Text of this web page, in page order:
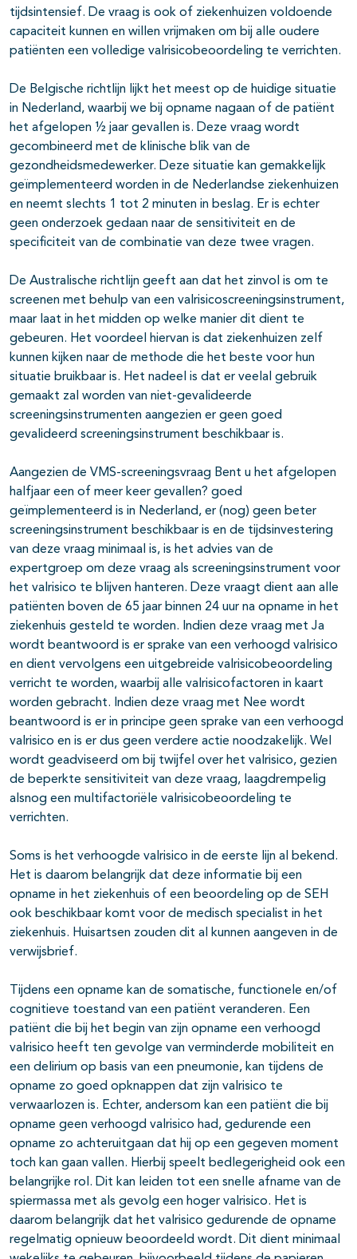
tijdsintensief. De vraag is ook of ziekenhuizen voldoende
capaciteit kunnen en willen vrijmaken om bij alle oudere
patiënten een volledige valrisicobeoordeling te verrichten.
De Belgische richtlijn lijkt het meest op de huidige situatie
in Nederland, waarbij we bij opname nagaan of de patiënt
het afgelopen ½ jaar gevallen is. Deze vraag wordt
gecombineerd met de klinische blik van de
gezondheidsmedewerker. Deze situatie kan gemakkelijk
geïmplementeerd worden in de Nederlandse ziekenhuizen
en neemt slechts 1 tot 2 minuten in beslag. Er is echter
geen onderzoek gedaan naar de sensitiviteit en de
specificiteit van de combinatie van deze twee vragen.
De Australische richtlijn geeft aan dat het zinvol is om te
screenen met behulp van een valrisicoscreeningsinstrument,
maar laat in het midden op welke manier dit dient te
gebeuren. Het voordeel hiervan is dat ziekenhuizen zelf
kunnen kijken naar de methode die het beste voor hun
situatie bruikbaar is. Het nadeel is dat er veelal gebruik
gemaakt zal worden van niet-gevalideerde
screeningsinstrumenten aangezien er geen goed
gevalideerd screeningsinstrument beschikbaar is.
Aangezien de VMS-screeningsvraag Bent u het afgelopen
halfjaar een of meer keer gevallen? goed
geïmplementeerd is in Nederland, er (nog) geen beter
screeningsinstrument beschikbaar is en de tijdsinvestering
van deze vraag minimaal is, is het advies van de
expertgroep om deze vraag als screeningsinstrument voor
het valrisico te blijven hanteren. Deze vraagt dient aan alle
patiënten boven de 65 jaar binnen 24 uur na opname in het
ziekenhuis gesteld te worden. Indien deze vraag met Ja
wordt beantwoord is er sprake van een verhoogd valrisico
en dient vervolgens een uitgebreide valrisicobeoordeling
verricht te worden, waarbij alle valrisicofactoren in kaart
worden gebracht. Indien deze vraag met Nee wordt
beantwoord is er in principe geen sprake van een verhoogd
valrisico en is er dus geen verdere actie noodzakelijk. Wel
wordt geadviseerd om bij twijfel over het valrisico, gezien
de beperkte sensitiviteit van deze vraag, laagdrempelig
alsnog een multifactoriële valrisicobeoordeling te
verrichten.
Soms is het verhoogde valrisico in de eerste lijn al bekend.
Het is daarom belangrijk dat deze informatie bij een
opname in het ziekenhuis of een beoordeling op de SEH
ook beschikbaar komt voor de medisch specialist in het
ziekenhuis. Huisartsen zouden dit al kunnen aangeven in de
verwijsbrief.
Tijdens een opname kan de somatische, functionele en/of
cognitieve toestand van een patiënt veranderen. Een
patiënt die bij het begin van zijn opname een verhoogd
valrisico heeft ten gevolge van verminderde mobiliteit en
een delirium op basis van een pneumonie, kan tijdens de
opname zo goed opknappen dat zijn valrisico te
verwaarlozen is. Echter, andersom kan een patiënt die bij
opname geen verhoogd valrisico had, gedurende een
opname zo achteruitgaan dat hij op een gegeven moment
toch kan gaan vallen. Hierbij speelt bedlegerigheid ook een
belangrijke rol. Dit kan leiden tot een snelle afname van de
spiermassa met als gevolg een hoger valrisico. Het is
daarom belangrijk dat het valrisico gedurende de opname
regelmatig opnieuw beoordeeld wordt. Dit dient minimaal